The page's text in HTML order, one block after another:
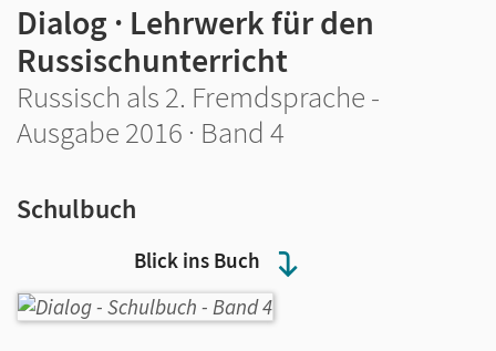
Blick ins Buch
Dialog · Lehrwerk für den
Russischunterricht
Russisch als 2. Fremdsprache -
Ausgabe 2016 · Band 4
Schulbuch